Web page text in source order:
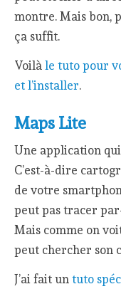
montre. Mais bon,
ça suffit.
Voilàle tuto pour
et l’installer.
Maps Lite
Une application
C’est-à-dire
de votre
peut pas tracer
Mais comme on
peut chercher son
J’ai fait untuto